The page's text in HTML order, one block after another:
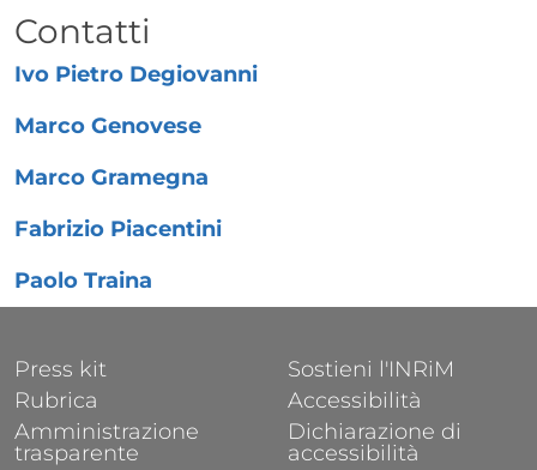
Titolo
Contatti
Ivo Pietro Degiovanni
Marco Genovese
Marco Gramegna
Fabrizio Piacentini
Paolo Traina
FOOTER 1
Press kit
Rubrica
Amministrazione
trasparente
FOOTER 2
Sostieni l'INRiM
Accessibilità
Dichiarazione di
accessibilità